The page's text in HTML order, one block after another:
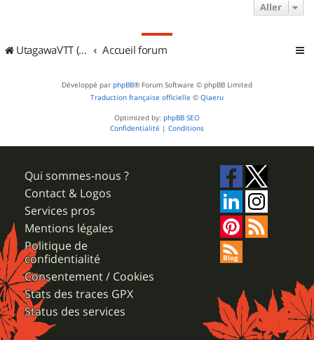
Aller
UtagawaVTT (Randos VTT et VTTAE avec traces GPS) Accueil forum
Développé par phpBB® Forum Software © phpBB Limited
Traduction française officielle © Qiaeru
Optimized by: phpBB SEO
Confidentialité | Conditions
Qui sommes-nous ?
Contact & Logos
Services pros
Mentions légales
Politique de
confidentialité
Consentement / Cookies
Stats des traces GPX
Status des services